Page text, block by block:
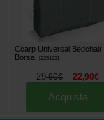
Ccarp Universal Bedchair
Borsa
[225123]
29,90€ 22,90€
Acquista